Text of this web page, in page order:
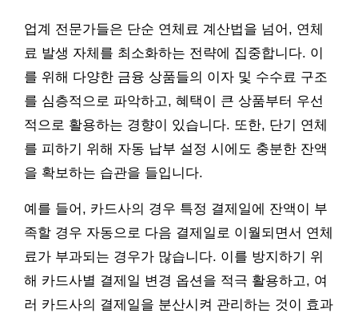
업계 전문가들은 단순 연체료 계산법을 넘어, 연체
료 발생 자체를 최소화하는 전략에 집중합니다. 이
를 위해 다양한 금융 상품들의 이자 및 수수료 구조
를 심층적으로 파악하고, 혜택이 큰 상품부터 우선
적으로 활용하는 경향이 있습니다. 또한, 단기 연체
를 피하기 위해 자동 납부 설정 시에도 충분한 잔액
을 확보하는 습관을 들입니다.
예를 들어, 카드사의 경우 특정 결제일에 잔액이 부
족할 경우 자동으로 다음 결제일로 이월되면서 연체
료가 부과되는 경우가 많습니다. 이를 방지하기 위
해 카드사별 결제일 변경 옵션을 적극 활용하고, 여
러 카드사의 결제일을 분산시켜 관리하는 것이 효과